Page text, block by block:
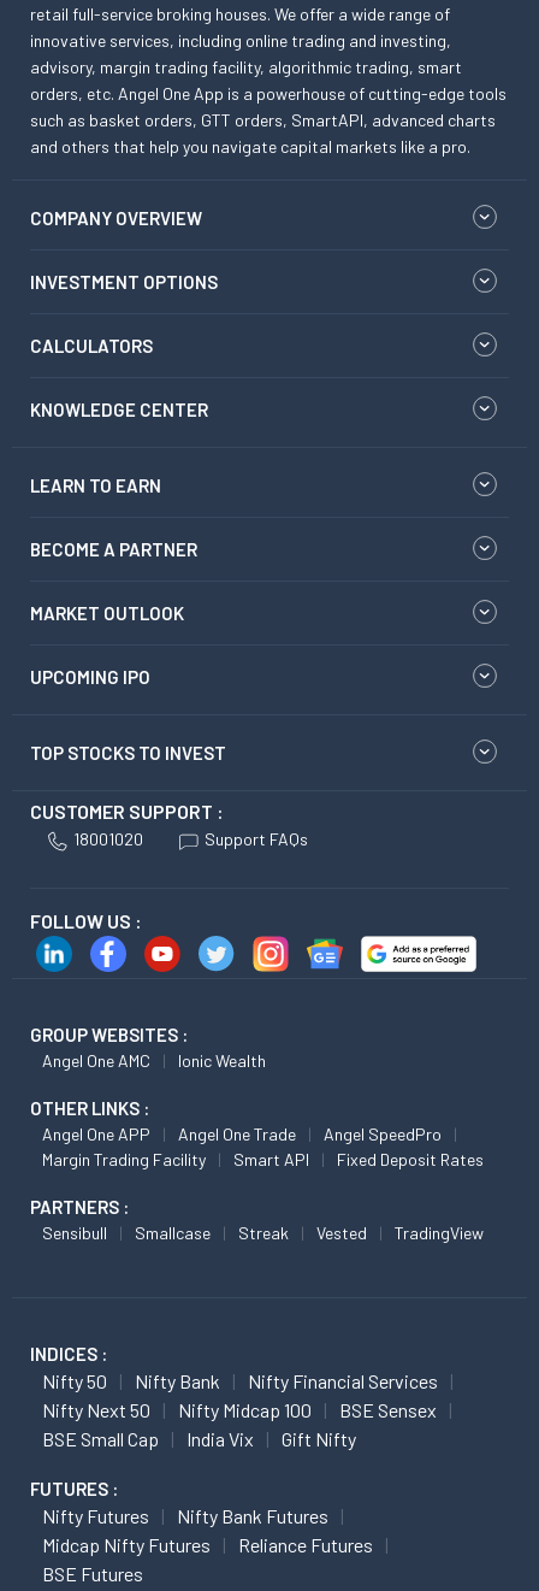
retail full-service broking houses. We offer a wide range of
innovative services, including online trading and investing,
advisory, margin trading facility, algorithmic trading, smart
orders, etc. Angel One App is a powerhouse of cutting-edge tools
such as basket orders, GTT orders, SmartAPI, advanced charts
and others that help you navigate capital markets like a pro.
COMPANY OVERVIEW
INVESTMENT OPTIONS
CALCULATORS
KNOWLEDGE CENTER
LEARN TO EARN
BECOME A PARTNER
MARKET OUTLOOK
UPCOMING IPO
TOP STOCKS TO INVEST
CUSTOMER SUPPORT :
18001020 Support FAQs
FOLLOW US :
GROUP WEBSITES :
Angel One AMC Ionic Wealth
OTHER LINKS :
Angel One APP Angel One Trade
Angel SpeedPro
Margin Trading Facility
Smart API Fixed Deposit Rates
PARTNERS :
Sensibull Smallcase Streak Vested TradingView
INDICES :
Nifty 50 Nifty Bank
Nifty Financial Services
Nifty Next 50
Nifty Midcap 100
BSE Sensex
BSE Small Cap
India Vix Gift Nifty
FUTURES :
Nifty Futures
Nifty Bank Futures
Midcap Nifty Futures
Reliance Futures
BSE Futures